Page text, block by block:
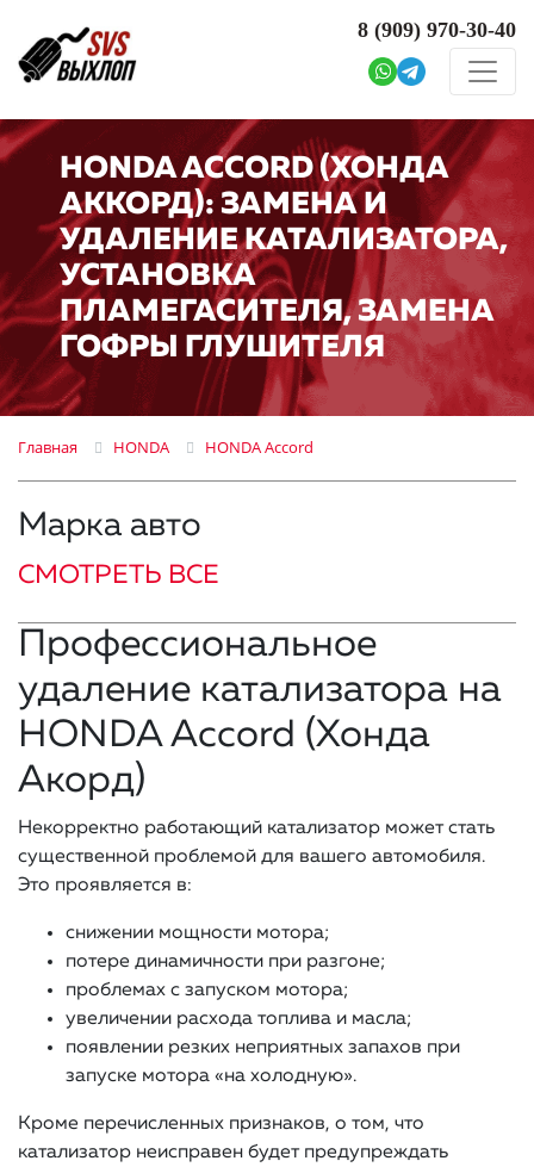
8 (909) 970-30-40
HONDA ACCORD (ХОНДА
АККОРД): ЗАМЕНА И
УДАЛЕНИЕ КАТАЛИЗАТОРА,
УСТАНОВКА
ПЛАМЕГАСИТЕЛЯ, ЗАМЕНА
ГОФРЫ ГЛУШИТЕЛЯ
Главная HONDA HONDA Accord
Марка авто
СМОТРЕТЬ ВСЕ
Профессиональное
удаление катализатора на
HONDA Accord (Хонда
Акорд)
Некорректно работающий катализатор может стать
существенной проблемой для вашего автомобиля.
Это проявляется в:
снижении мощности мотора;
потере динамичности при разгоне;
проблемах с запуском мотора;
увеличении расхода топлива и масла;
появлении резких неприятных запахов при
запуске мотора «на холодную».
Кроме перечисленных признаков, о том, что
катализатор неисправен будет предупреждать